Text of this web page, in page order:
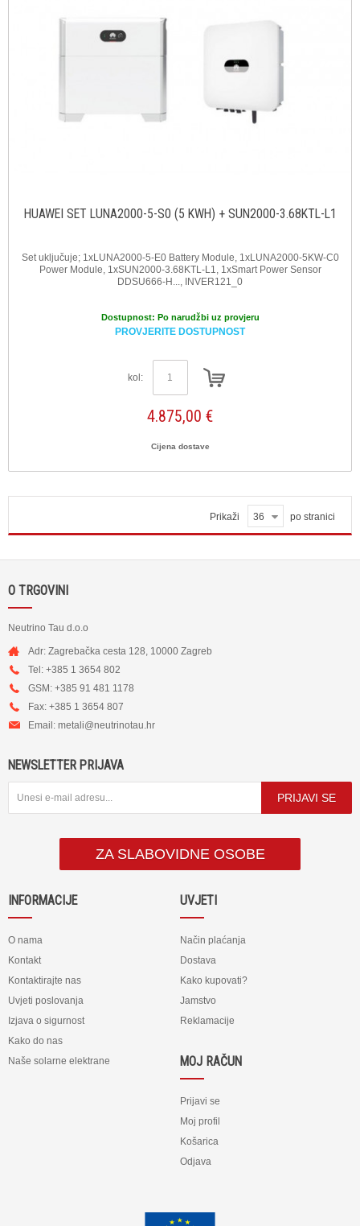
HUAWEI SET LUNA2000-5-S0 (5 KWH) + SUN2000-3.68KTL-L1
Set uključuje; 1xLUNA2000-5-E0 Battery Module, 1xLUNA2000-5KW-C0
Power Module, 1xSUN2000-3.68KTL-L1, 1xSmart Power Sensor
DDSU666-H..., INVER121_0
Dostupnost: Po narudžbi uz provjeru
PROVJERITE DOSTUPNOST
kol:
4.875,00 €
Cijena dostave
Prikaži 36 po stranici
O TRGOVINI
Neutrino Tau d.o.o
Adr: Zagrebačka cesta 128, 10000 Zagreb
Tel: +385 1 3654 802
GSM: +385 91 481 1178
Fax: +385 1 3654 807
Email: metali@neutrinotau.hr
NEWSLETTER PRIJAVA
PRIJAVI SE
ZA SLABOVIDNE OSOBE
INFORMACIJE
O nama
Kontakt
Kontaktirajte nas
Uvjeti poslovanja
Izjava o sigurnost
Kako do nas
Naše solarne elektrane
UVJETI
Način plaćanja
Dostava
Kako kupovati?
Jamstvo
Reklamacije
MOJ RAČUN
Prijavi se
Moj profil
Košarica
Odjava